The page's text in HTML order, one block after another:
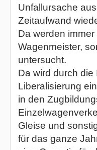
Unfallursache
Zeitaufwand
Da werden
Wagenmeister,
untersucht.
Da wird durch
Liberalisierung
in den
Gleise und
für das ganze